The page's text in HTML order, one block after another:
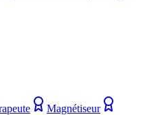
Magnétiseur